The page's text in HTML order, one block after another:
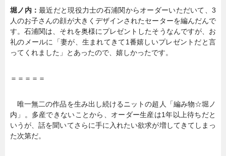
堀ノ内：最近だと現役力士の石浦関からオーダーいただいて、3
人のお子さんの顔が大きくデザインされたセーターを編んだんで
す。石浦関は、それを奥様にプレゼントしたそうなんですが、お
礼のメールに「妻が、生まれてきて1番嬉しいプレゼントだと言
ってくれました」とあったので、嬉しかったです。
＝＝＝＝＝
唯一無二の作品を生み出し続けるニットの超人「編み物☆堀ノ
内」。多産できないことから、オーダー生産は1年以上待ちだと
いうが、話を聞いてさらに手に入れたい欲求が増してきてしまっ
た次第だ。